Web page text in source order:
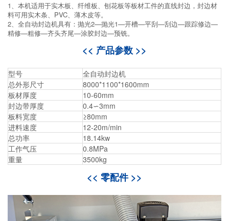
1、本机适用于实木板、纤维板、刨花板等板材工件的直线封边，封边材
料可用实木条、PVC、薄木皮等。
2、全自动封边机具有：抛光2—抛光1—开槽—平刮—刮边—跟踪修边—
精修—粗修—齐头齐尾—涂胶封边—预铣。
<< 产品参数 >>
型号
全自动封边机
总外形尺寸
8000*1100*1600mm
板材厚度
10-60mm
封边带厚度
0.4∽3mm
板料宽度
≥80mm
进料速度
12-20m/min
总功率
18.14kw
工作气压
0.8MPa
重量
3500kg
<< 零配件 >>